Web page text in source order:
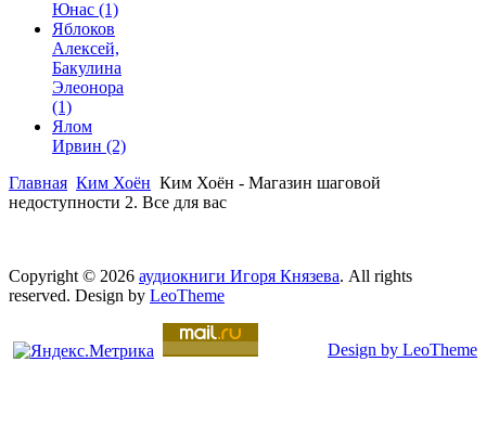
Юнас (1)
Яблоков
Алексей,
Бакулина
Элеонора
(1)
Ялом
Ирвин (2)
Главная Ким Хоён Ким Хоён - Магазин шаговой
недоступности 2. Все для вас
Copyright © 2026 аудиокниги Игоря Князева. All rights
reserved. Design by LeoTheme
Design by LeoTheme